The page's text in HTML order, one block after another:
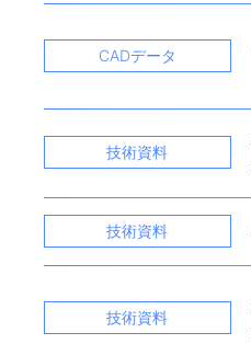
CADデータ
技術資料
技術資料
技術資料